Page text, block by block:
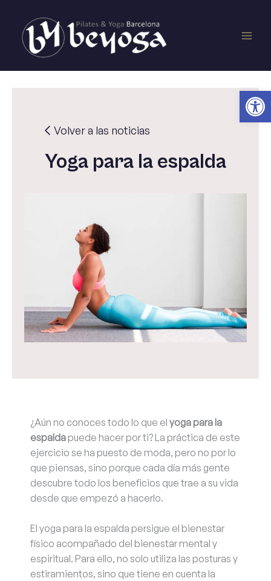
contenido
Volver a las noticias
Yoga para la espalda
¿Aún no conoces todo lo que el yoga para la
espalda puede hacer por ti? La práctica de este
ejercicio se ha puesto de moda, pero no por lo
que piensas, sino porque cada día más gente
descubre todo los beneficios que trae a su vida
desde que empezó a hacerlo.
El yoga para la espalda persigue el bienestar
físico acompañado del bienestar mental y
espiritual. Para ello, no solo utiliza las posturas y
estiramientos, sino que tiene en cuenta la